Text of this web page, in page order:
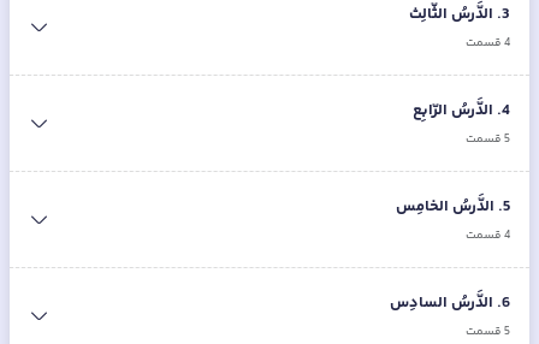
3
. الدَّرسُ الثّالِث
4قسمت
4
. الدَّرسُ الرّابِع
5قسمت
5
. الدَّرسُ الخامِس
4قسمت
6
. الدَّرسُ السادِس
5قسمت